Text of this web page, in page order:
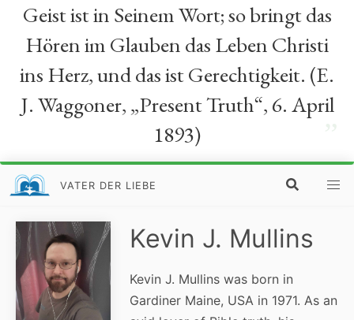
Geist ist in Seinem Wort; so bringt das
Hören im Glauben das Leben Christi
ins Herz, und das ist Gerechtigkeit. (E.
J. Waggoner, „Present Truth“, 6. April
1893)
VATER DER LIEBE
Kevin J. Mullins
Kevin J. Mullins was born in
Gardiner Maine, USA in 1971. As an